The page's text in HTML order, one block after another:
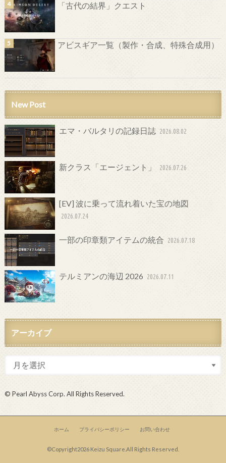
「古代の結界」クエスト
アビスギア一覧（製作・合成、特殊合成用）
New Post
エマ・バルタリの記録日誌 2026.08.02
新クラス「エージェント」 2026.07.26
[EV] 波に乗って流れ着いた宝の地図
2026.07.24
一部の印章類アイテムの統合 2026.07.18
テルミアンの海辺 2026 2026.07.11
アーカイブ
© Pearl Abyss Corp. All Rights Reserved.
ホーム プライバシーポリシー お問い合わせ
©Copyright2026 Keizu Square .All Rights Reserved.